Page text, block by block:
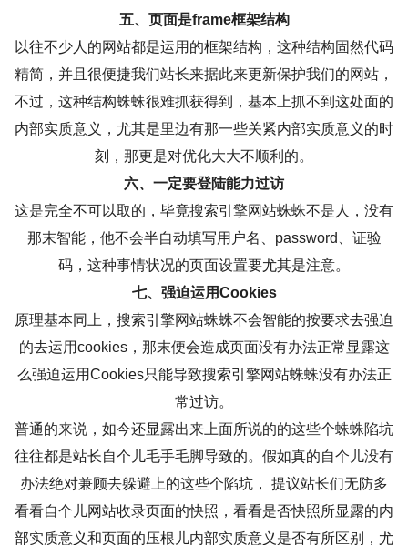
五、页面是frame框架结构
以往不少人的网站都是运用的框架结构，这种结构固然代码
精简，并且很便捷我们站长来据此来更新保护我们的网站，
不过，这种结构蛛蛛很难抓获得到，基本上抓不到这处面的
内部实质意义，尤其是里边有那一些关紧内部实质意义的时
刻，那更是对优化大大不顺利的。
六、一定要登陆能力过访
这是完全不可以取的，毕竟搜索引擎网站蛛蛛不是人，没有
那末智能，他不会半自动填写用户名、password、证验
码，这种事情状况的页面设置要尤其是注意。
七、强迫运用Cookies
原理基本同上，搜索引擎网站蛛蛛不会智能的按要求去强迫
的去运用cookies，那末便会造成页面没有办法正常显露这
么强迫运用Cookies只能导致搜索引擎网站蛛蛛没有办法正
常过访。
普通的来说，如今还显露出来上面所说的的这些个蛛蛛陷坑
往往都是站长自个儿毛手毛脚导致的。假如真的自个儿没有
办法绝对兼顾去躲避上的这些个陷坑， 提议站长们无防多
看看自个儿网站收录页面的快照，看看是否快照所显露的内
部实质意义和页面的压根儿内部实质意义是否有所区别，尤